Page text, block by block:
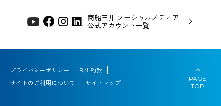
商船三井 ソーシャルメディア
公式アカウント一覧
プライバシーポリシー
B/L約款
サイトのご利用について
サイトマップ
PAGE
TOP